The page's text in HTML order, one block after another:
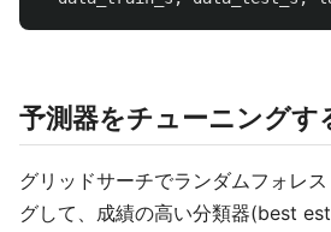
予測器をチューニングす
グリッドサーチでランダムフォレ
グして、成績の高い分類器(best